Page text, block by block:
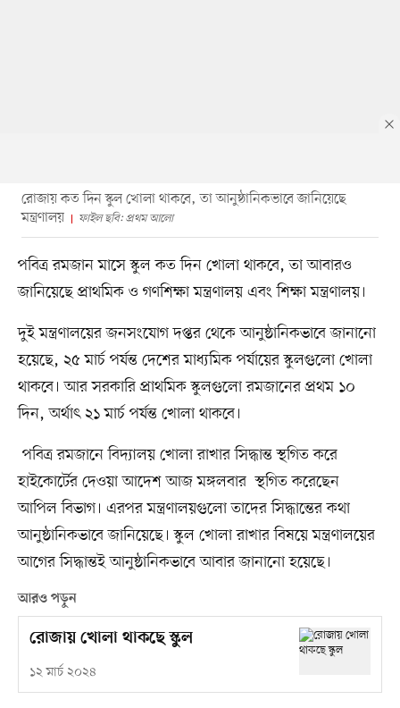
রোজায় কত দিন স্কুল খোলা থাকবে, তা আনুষ্ঠানিকভাবে জানিয়েছে
মন্ত্রণালয়
ফাইল ছবি: প্রথম আলো
পবিত্র রমজান মাসে স্কুল কত দিন খোলা থাকবে, তা আবারও
জানিয়েছে প্রাথমিক ও গণশিক্ষা মন্ত্রণালয় এবং শিক্ষা মন্ত্রণালয়।
দুই মন্ত্রণালয়ের জনসংযোগ দপ্তর থেকে আনুষ্ঠানিকভাবে জানানো
হয়েছে, ২৫ মার্চ পর্যন্ত দেশের মাধ্যমিক পর্যায়ের স্কুলগুলো খোলা
থাকবে। আর সরকারি প্রাথমিক স্কুলগুলো রমজানের প্রথম ১০
দিন, অর্থাৎ ২১ মার্চ পর্যন্ত খোলা থাকবে।
পবিত্র রমজানে বিদ্যালয় খোলা রাখার সিদ্ধান্ত স্থগিত করে
হাইকোর্টের দেওয়া আদেশ আজ মঙ্গলবার স্থগিত করেছেন
আপিল বিভাগ। এরপর মন্ত্রণালয়গুলো তাদের সিদ্ধান্তের কথা
আনুষ্ঠানিকভাবে জানিয়েছে। স্কুল খোলা রাখার বিষয়ে মন্ত্রণালয়ের
আগের সিদ্ধান্তই আনুষ্ঠানিকভাবে আবার জানানো হয়েছে।
আরও পড়ুন
রোজায় খোলা থাকছে স্কুল
১২ মার্চ ২০২৪